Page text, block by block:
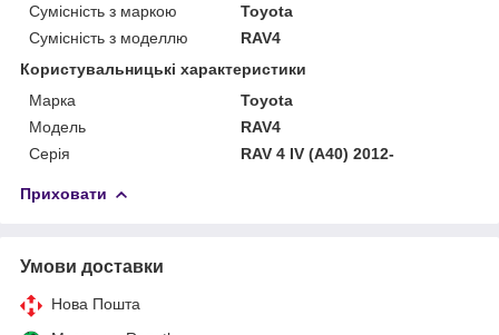
Сумісність з маркою
Toyota
Сумісність з моделлю
RAV4
Користувальницькі характеристики
Марка
Toyota
Модель
RAV4
Серія
RAV 4 IV (A40) 2012-
Приховати
Умови доставки
Нова Пошта